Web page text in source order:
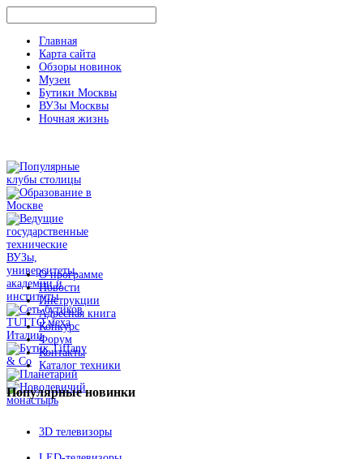
Главная
Карта сайта
Обзоры новинок
Музеи
Бутики Москвы
ВУЗы Москвы
Ночная жизнь
О программе
Новости
Инструкции
Адресная книга
Конкурс
Форум
Контакты
Каталог техники
Популярныеновинки
3D телевизоры